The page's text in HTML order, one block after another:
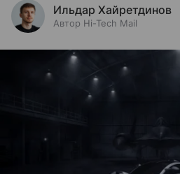
Ильдар Хайретдинов
Автор Hi-Tech Mail